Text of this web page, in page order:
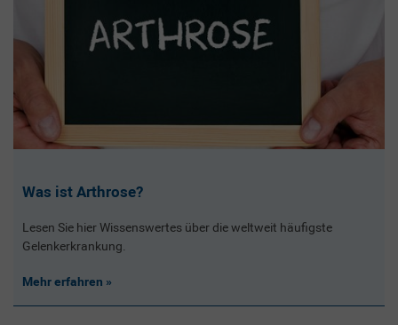
Was ist Arthrose?
Lesen Sie hier Wissenswertes über die weltweit häufigste
Gelenkerkrankung.
Mehr erfahren